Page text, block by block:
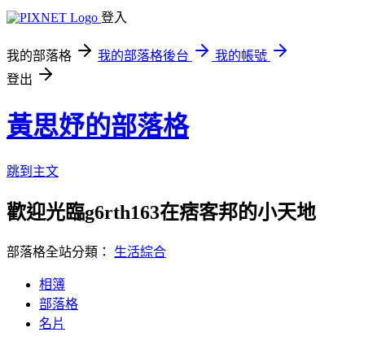
登入
我的部落格 我的部落格後台
我的帳號
登出
黃思妤的部落格
跳到主文
歡迎光臨g6rth163在痞客邦的小天地
部落格全站分類： 生活綜合
相簿
部落格
名片